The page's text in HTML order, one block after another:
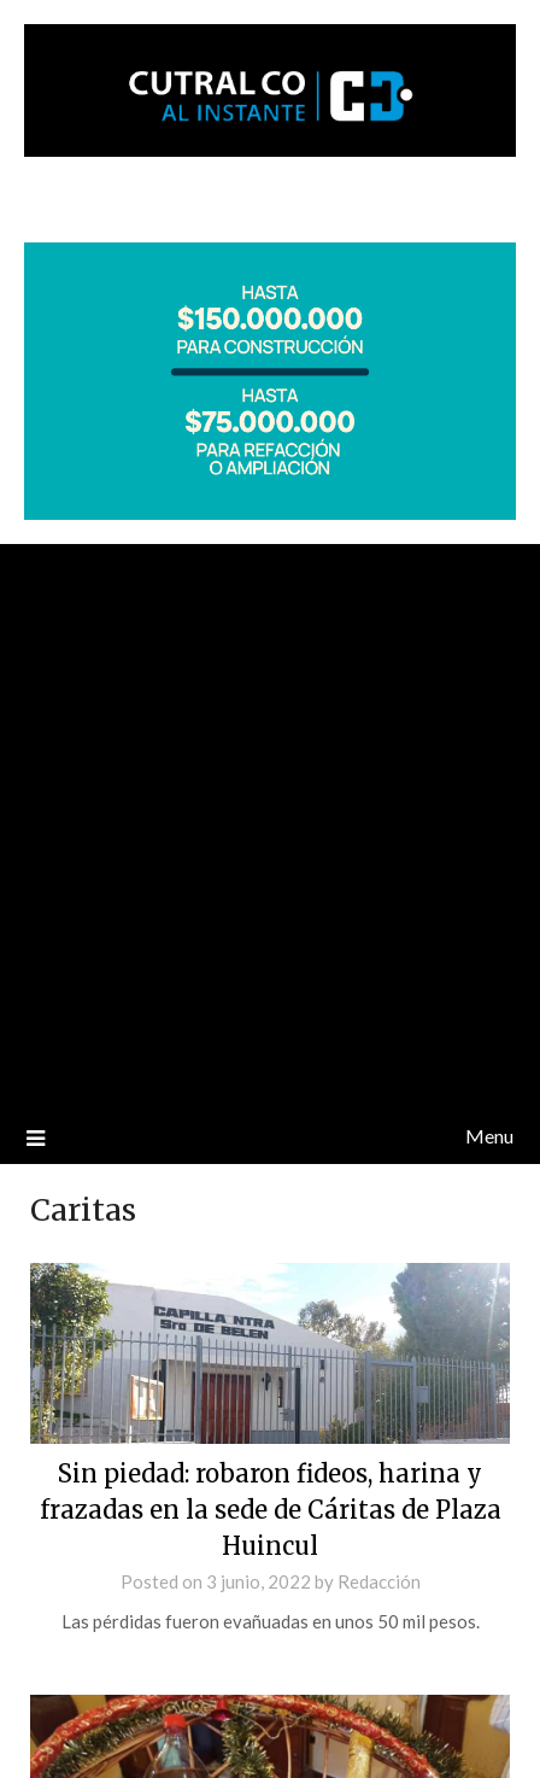
Menu
Caritas
Sin piedad: robaron fideos, harina y
frazadas en la sede de Cáritas de Plaza
Huincul
Posted on 3 junio, 2022 by Redacción
Las pérdidas fueron evañuadas en unos 50 mil pesos.